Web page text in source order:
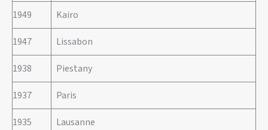
1949 Kairo
1947 Lissabon
1938 Piestany
1937 Paris
1935 Lausanne